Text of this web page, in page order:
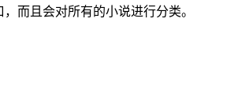
而且会对所有的小说进行分类。